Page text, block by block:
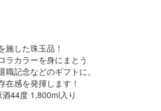
施した珠玉品！
ラカラーを身にまとう
記念などのギフトに。
在感を発揮します！
44度 1,800ml入り